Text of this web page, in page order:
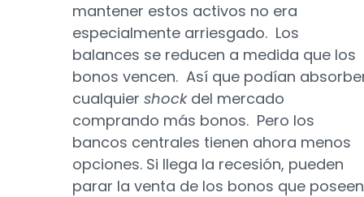
mantener estos activos no era
especialmente arriesgado. Los
balances se reducen a medida que los
bonos vencen. Así que podían
cualquier shockdel mercado
comprando más bonos. Pero los
bancos centrales tienen ahora menos
opciones. Si llega la recesión, pueden
parar la venta de los bonos que